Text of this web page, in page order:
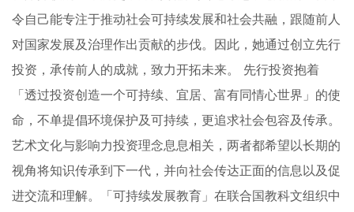
令自己能专注于推动社会可持续发展和社会共融，跟随前人
对国家发展及治理作出贡献的步伐。因此，她通过创立先行
投资，承传前人的成就，致力开拓未来。 先行投资抱着
「透过投资创造一个可持续、宜居、富有同情心世界」的使
命，不单提倡环境保护及可持续，更追求社会包容及传承。
艺术文化与影响力投资理念息息相关，两者都希望以长期的
视角将知识传承到下一代，并向社会传达正面的信息以及促
进交流和理解。「可持续发展教育」在联合国教科文组织中